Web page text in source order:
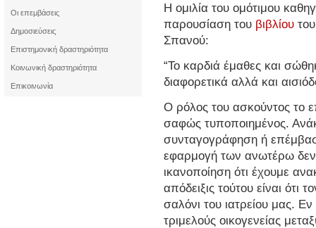
Οι επεμβάσεις
Δημοσιεύσεις
Επιστημονική δραστηριότητα
Κοινωνική δραστηριότητα
Επικοινωνία
Η ομιλία του ομότιμου
παρουσίαση του βιβλίου
Σπανού:
“Το καρδιά έμαθες και
διαφορετικά αλλά και
Ο ρόλος του ασκούντος το
σαφώς τυποποιημένος.
συνταγογράφηση ή
εφαρμογή των ανωτέρω
ικανοποίηση ότι έχουμε
απόδειξις τούτου είναι
σαλόνι του ιατρείου μας.
τριμελούς οικογενείας